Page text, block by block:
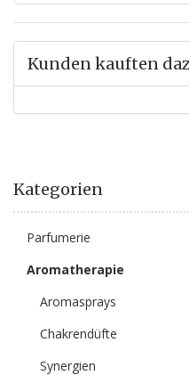
Kunden kauften
Kategorien
Parfumerie
Aromatherapie
Aromasprays
Chakrendüfte
Synergien